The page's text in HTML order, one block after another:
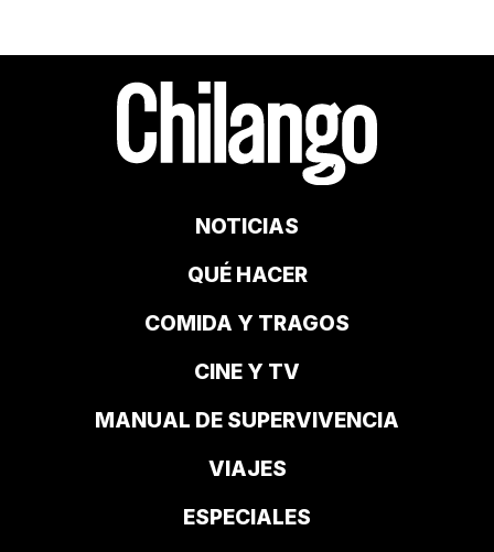
NOTICIAS
QUÉ HACER
COMIDA Y TRAGOS
CINE Y TV
MANUAL DE SUPERVIVENCIA
VIAJES
ESPECIALES